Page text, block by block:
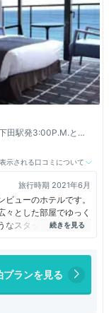
表示される口コミについて
旅行時期 2021年6月
ューのホテルです。
々とした部屋でゆっく
スタッフの方が結構
ってきました。ビーチ
ューの品数が多く、
伊豆最古の神社もある
プランを見る